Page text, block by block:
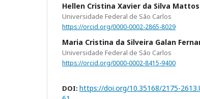
Hellen Cristina Xavier da Silva Mattos
Universidade Federal de São Carlos
https://orcid.org/0000-0002-2865-8029
Maria Cristina da Silveira Galan
Universidade Federal de São Carlos
https://orcid.org/0000-0002-8415-9400
DOI: https://doi.org/10.35168/2175-